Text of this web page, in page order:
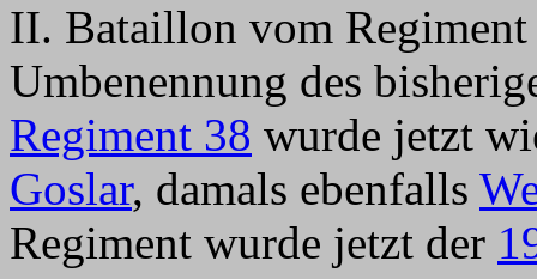
II. Bataillon vom
Umbenennung des
Regiment 38 wurde jetzt
Goslar, damals ebenfalls
Regiment wurde jetzt der